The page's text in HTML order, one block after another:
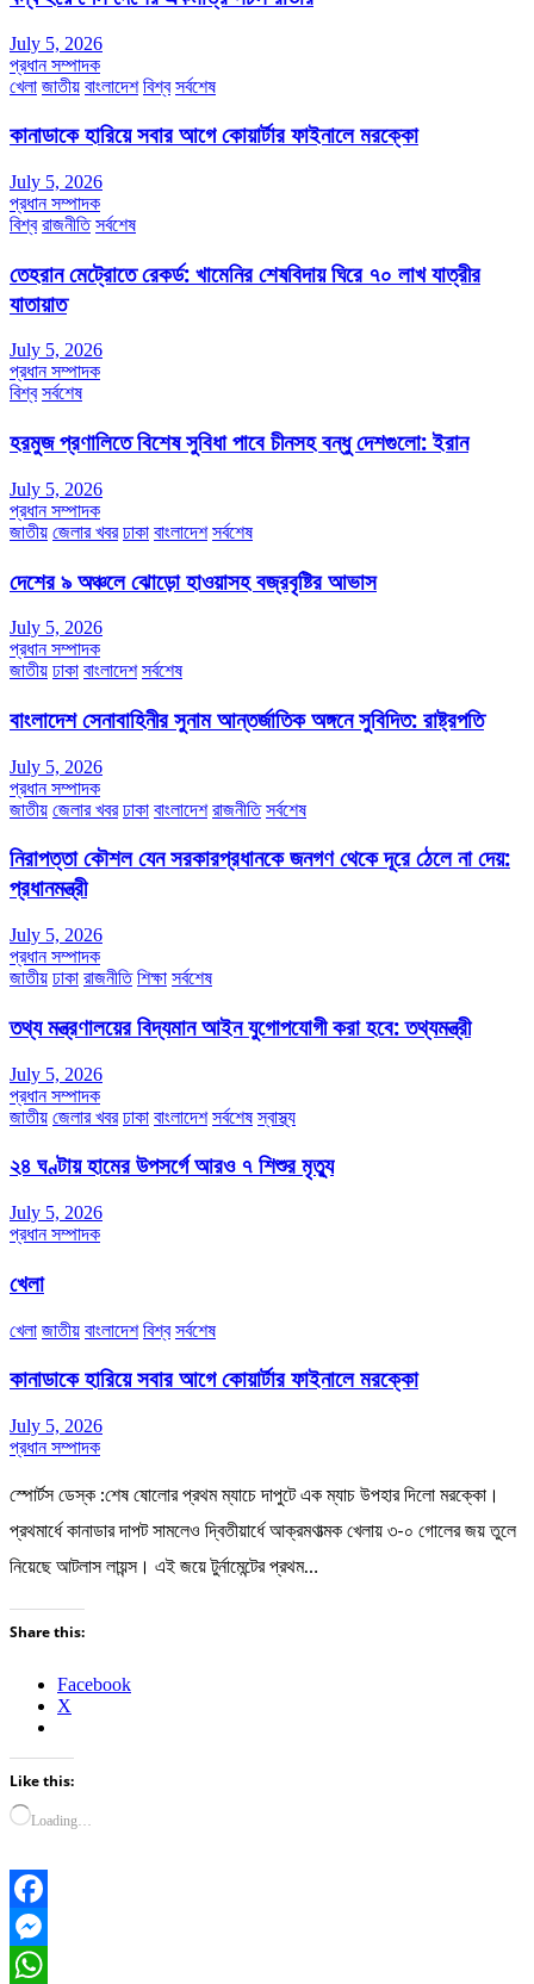
July 5, 2026
প্রধান সম্পাদক
খেলা জাতীয় বাংলাদেশ বিশ্ব সর্বশেষ
কানাডাকে হারিয়ে সবার আগে কোয়ার্টার ফাইনালে মরক্কো
July 5, 2026
প্রধান সম্পাদক
বিশ্ব রাজনীতি সর্বশেষ
তেহরান মেট্রোতে রেকর্ড: খামেনির শেষবিদায় ঘিরে ৭০ লাখ যাত্রীর
যাতায়াত
July 5, 2026
প্রধান সম্পাদক
বিশ্ব সর্বশেষ
হরমুজ প্রণালিতে বিশেষ সুবিধা পাবে চীনসহ বন্ধু দেশগুলো: ইরান
July 5, 2026
প্রধান সম্পাদক
জাতীয় জেলার খবর ঢাকা বাংলাদেশ সর্বশেষ
দেশের ৯ অঞ্চলে ঝোড়ো হাওয়াসহ বজ্রবৃষ্টির আভাস
July 5, 2026
প্রধান সম্পাদক
জাতীয় ঢাকা বাংলাদেশ সর্বশেষ
বাংলাদেশ সেনাবাহিনীর সুনাম আন্তর্জাতিক অঙ্গনে সুবিদিত: রাষ্ট্রপতি
July 5, 2026
প্রধান সম্পাদক
জাতীয় জেলার খবর ঢাকা বাংলাদেশ রাজনীতি সর্বশেষ
নিরাপত্তা কৌশল যেন সরকারপ্রধানকে জনগণ থেকে দূরে ঠেলে না দেয়:
প্রধানমন্ত্রী
July 5, 2026
প্রধান সম্পাদক
জাতীয় ঢাকা রাজনীতি শিক্ষা সর্বশেষ
তথ্য মন্ত্রণালয়ের বিদ্যমান আইন যুগোপযোগী করা হবে: তথ্যমন্ত্রী
July 5, 2026
প্রধান সম্পাদক
জাতীয় জেলার খবর ঢাকা বাংলাদেশ সর্বশেষ স্বাস্থ্য
২৪ ঘণ্টায় হামের উপসর্গে আরও ৭ শিশুর মৃত্যু
July 5, 2026
প্রধান সম্পাদক
খেলা
খেলা জাতীয় বাংলাদেশ বিশ্ব সর্বশেষ
কানাডাকে হারিয়ে সবার আগে কোয়ার্টার ফাইনালে মরক্কো
July 5, 2026
প্রধান সম্পাদক
স্পোর্টস ডেস্ক :শেষ ষোলোর প্রথম ম্যাচে দাপুটে এক ম্যাচ উপহার দিলো মরক্কো।
প্রথমার্ধে কানাডার দাপট সামলেও দ্বিতীয়ার্ধে আক্রমণাত্মক খেলায় ৩-০ গোলের জয় তুলে
নিয়েছে আটলাস লায়ন্স। এই জয়ে টুর্নামেন্টের প্রথম…
Share this:
Facebook
X
Like this:
Loading…
Facebook
Messenger